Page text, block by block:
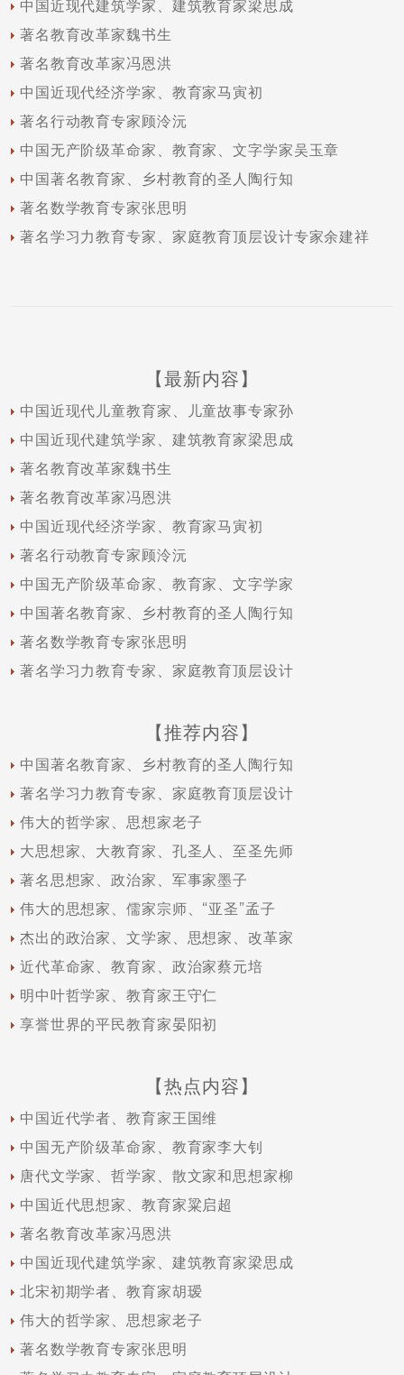
中国近现代建筑学家、建筑教育家梁思成
著名教育改革家魏书生
著名教育改革家冯恩洪
中国近现代经济学家、教育家马寅初
著名行动教育专家顾泠沅
中国无产阶级革命家、教育家、文字学家吴玉章
中国著名教育家、乡村教育的圣人陶行知
著名数学教育专家张思明
著名学习力教育专家、家庭教育顶层设计专家余建祥
【最新内容】
中国近现代儿童教育家、儿童故事专家孙
中国近现代建筑学家、建筑教育家梁思成
著名教育改革家魏书生
著名教育改革家冯恩洪
中国近现代经济学家、教育家马寅初
著名行动教育专家顾泠沅
中国无产阶级革命家、教育家、文字学家
中国著名教育家、乡村教育的圣人陶行知
著名数学教育专家张思明
著名学习力教育专家、家庭教育顶层设计
【推荐内容】
中国著名教育家、乡村教育的圣人陶行知
著名学习力教育专家、家庭教育顶层设计
伟大的哲学家、思想家老子
大思想家、大教育家、孔圣人、至圣先师
著名思想家、政治家、军事家墨子
伟大的思想家、儒家宗师、“亚圣”孟子
杰出的政治家、文学家、思想家、改革家
近代革命家、教育家、政治家蔡元培
明中叶哲学家、教育家王守仁
享誉世界的平民教育家晏阳初
【热点内容】
中国近代学者、教育家王国维
中国无产阶级革命家、教育家李大钊
唐代文学家、哲学家、散文家和思想家柳
中国近代思想家、教育家粱启超
著名教育改革家冯恩洪
中国近现代建筑学家、建筑教育家梁思成
北宋初期学者、教育家胡瑷
伟大的哲学家、思想家老子
著名数学教育专家张思明